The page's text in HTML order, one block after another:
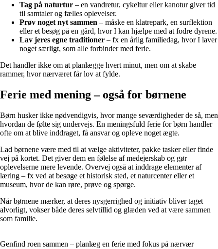
Tag på naturtur – en vandretur, cykeltur eller kanotur giver tid
til samtaler og fælles oplevelser.
Prøv noget nyt sammen – måske en klatrepark, en surflektion
eller et besøg på en gård, hvor I kan hjælpe med at fodre dyrene.
Lav jeres egne traditioner – fx en årlig familiedag, hvor I laver
noget særligt, som alle forbinder med ferie.
Det handler ikke om at planlægge hvert minut, men om at skabe
rammer, hvor nærværet får lov at fylde.
Ferie med mening – også for børnene
Børn husker ikke nødvendigvis, hvor mange seværdigheder de så, men
hvordan de følte sig undervejs. En meningsfuld ferie for børn handler
ofte om at blive inddraget, få ansvar og opleve noget ægte.
Lad børnene være med til at vælge aktiviteter, pakke tasker eller finde
vej på kortet. Det giver dem en følelse af medejerskab og gør
oplevelserne mere levende. Overvej også at inddrage elementer af
læring – fx ved at besøge et historisk sted, et naturcenter eller et
museum, hvor de kan røre, prøve og spørge.
Når børnene mærker, at deres nysgerrighed og initiativ bliver taget
alvorligt, vokser både deres selvtillid og glæden ved at være sammen
som familie.
Genfind roen sammen – planlæg en ferie med fokus på nærvær